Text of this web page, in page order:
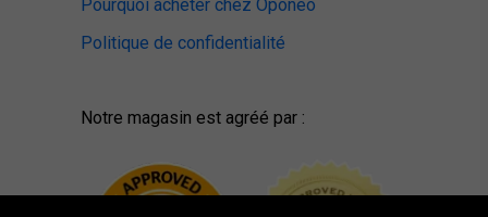
Pourquoi acheter chez Oponeo
Politique de confidentialité
Notre magasin est agréé par :